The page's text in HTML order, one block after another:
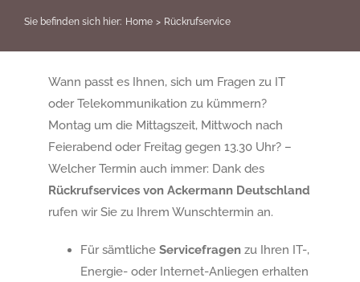
Sie befinden sich hier: Home Rückrufservice
Wann passt es Ihnen, sich um Fragen zu IT
oder Telekommunikation zu kümmern?
Montag um die Mittagszeit, Mittwoch nach
Feierabend oder Freitag gegen 13.30 Uhr? –
Welcher Termin auch immer: Dank des
Rückrufservices von Ackermann Deutschland
rufen wir Sie zu Ihrem Wunschtermin an.
Für sämtliche Servicefragen zu Ihren IT-,
Energie- oder Internet-Anliegen erhalten